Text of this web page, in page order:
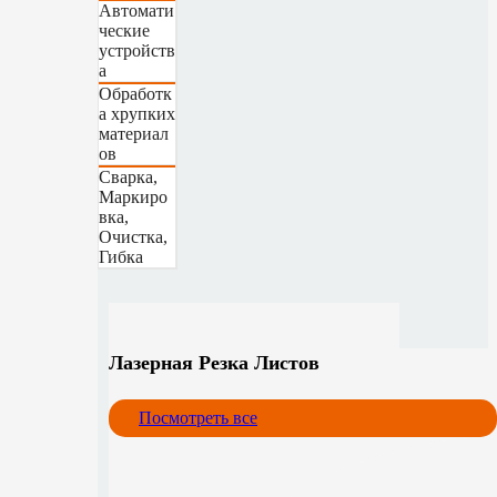
Автомати
ческие
устройств
а
Обработк
а хрупких
материал
ов
Сварка,
Маркиро
вка,
Очистка,
Гибка
Лазерная Резка Листов
Посмотреть все